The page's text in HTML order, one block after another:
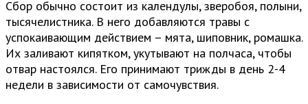
Сбор обычно состоит из календулы, зверобоя, полыни,
тысячелистника. В него добавляются травы с
успокаивающим действием – мята, шиповник, ромашка.
Их заливают кипятком, укутывают на полчаса, чтобы
отвар настоялся. Его принимают трижды в день 2-4
недели в зависимости от самочувствия.